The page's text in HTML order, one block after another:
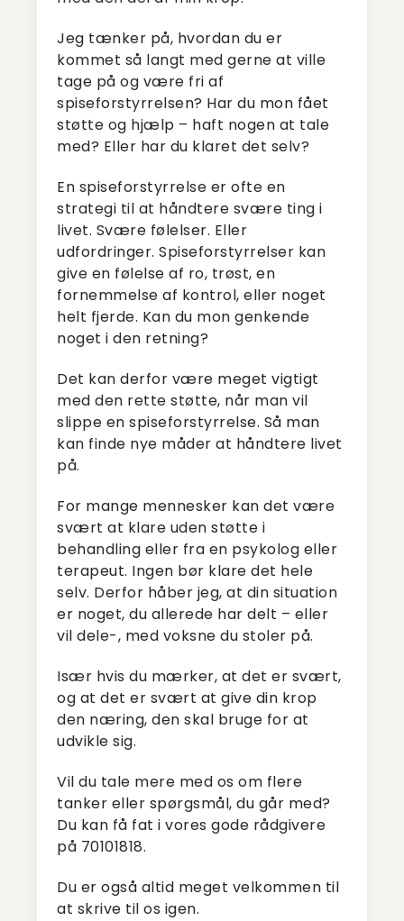
Jeg tænker på, hvordan du er
kommet så langt med gerne at ville
tage på og være fri af
spiseforstyrrelsen? Har du mon fået
støtte og hjælp – haft nogen at tale
med? Eller har du klaret det selv?
En spiseforstyrrelse er ofte en
strategi til at håndtere svære ting i
livet. Svære følelser. Eller
udfordringer. Spiseforstyrrelser kan
give en følelse af ro, trøst, en
fornemmelse af kontrol, eller noget
helt fjerde. Kan du mon genkende
noget i den retning?
Det kan derfor være meget vigtigt
med den rette støtte, når man vil
slippe en spiseforstyrrelse. Så man
kan finde nye måder at håndtere livet
på.
For mange mennesker kan det være
svært at klare uden støtte i
behandling eller fra en psykolog eller
terapeut. Ingen bør klare det hele
selv. Derfor håber jeg, at din situation
er noget, du allerede har delt – eller
vil dele-, med voksne du stoler på.
Især hvis du mærker, at det er svært,
og at det er svært at give din krop
den næring, den skal bruge for at
udvikle sig.
Vil du tale mere med os om flere
tanker eller spørgsmål, du går med?
Du kan få fat i vores gode rådgivere
på 70101818.
Du er også altid meget velkommen til
at skrive til os igen.